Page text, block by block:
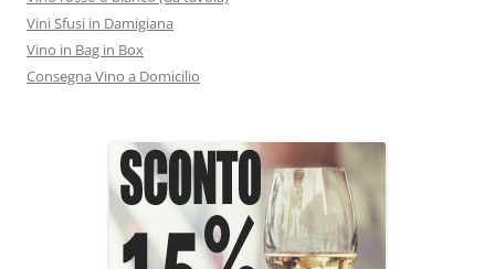
Vini Sfusi in Damigiana
Vino in Bag in Box
Consegna Vino a Domicilio